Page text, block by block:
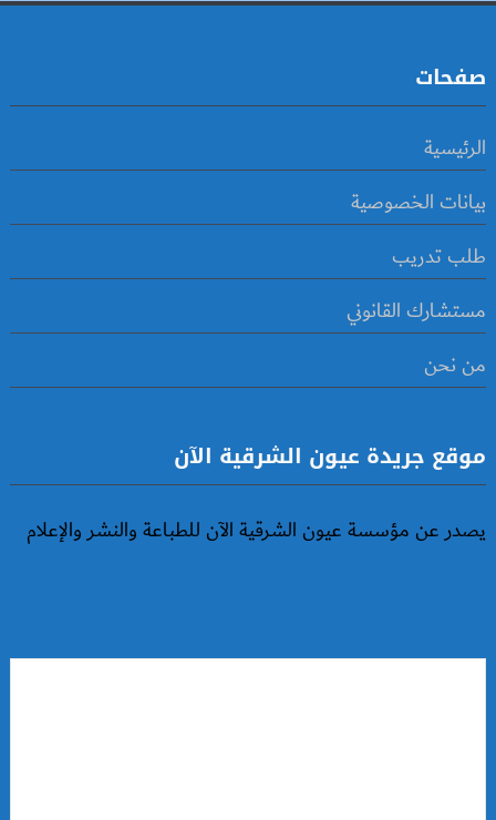
صفحات
الرئيسية
بيانات الخصوصية
طلب تدريب
مستشارك القانوني
من نحن
موقع جريدة عيون الشرقية الآن
يصدر عن مؤسسة عيون الشرقية الآن للطباعة والنشر والإعلام